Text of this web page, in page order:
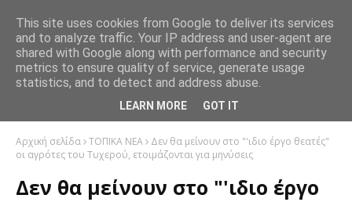
Αρχική σελίδα ΤΟΠΙΚΑ ΝΕΑ
Δεν θα μείνουν στο "'ιδιο έργο θεατές"
οι αγρότες του Τυχερού, ετοιμάζονται για μηνύσεις
Δεν θα μείνουν στο "'ιδιο έργο
This site uses cookies from Google to deliver its services
and to analyze traffic. Your IP address and user-agent are
shared with Google along with performance and security
metrics to ensure quality of service, generate usage
statistics, and to detect and address abuse.
LEARN MORE GOT IT